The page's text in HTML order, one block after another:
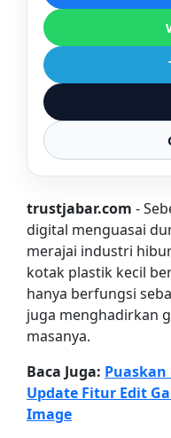
trustjabar.com -
digital menguasai
merajai industri
kotak plastik kecil
hanya berfungsi
juga menghadirkan
masanya.
Baca Juga: Puaskan
Update Fitur Edit
Image